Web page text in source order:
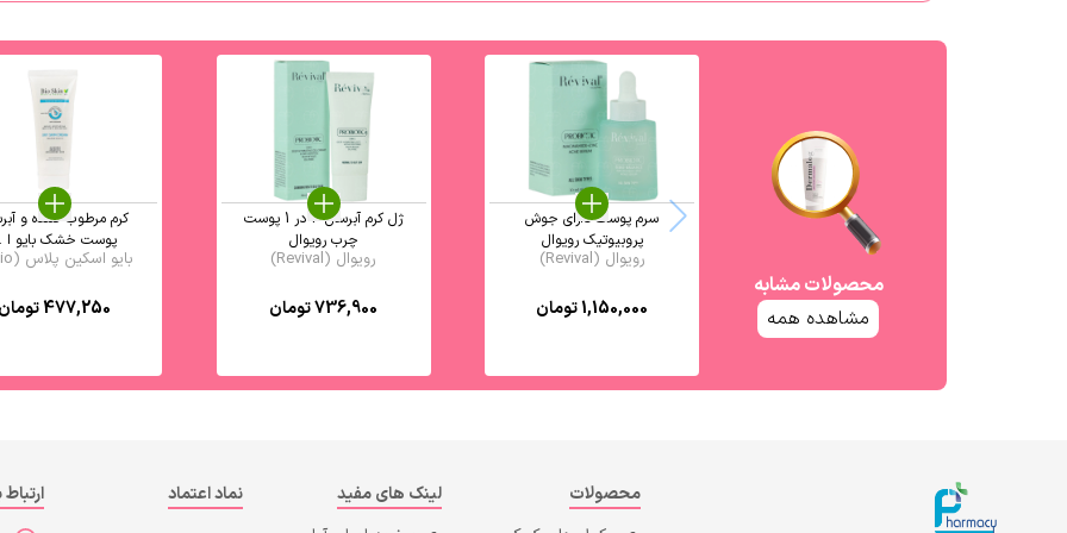
محصولات مشابه
مشاهده همه
سرم پوست دارای جوش
پروبیوتیک رویوال
رویوال (Revival)
1,150,000تومان
ژل کرم آبرسان 3 در 1 پوست
چرب رویوال
رویوال (Revival)
736,900تومان
کرم مرطوب کننده و
پوست خشک بایو ا
بایو اسکین پلاس (Bio ...
477,250تومان
محصولات
لینک های مفید
نماد اعتماد
ارتباط